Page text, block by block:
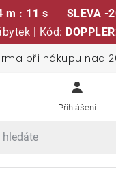
m : 10 s SLEVA -
| Kód:
při nákupu nad